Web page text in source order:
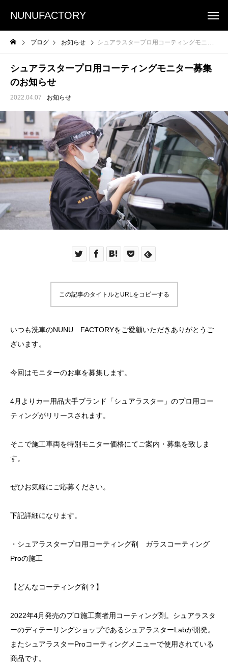
NUNUFACTORY
ブログ お知らせ シュアラスタープロ用コーティングモニター募集のお知らせ
シュアラスタープロ用コーティングモニター募集
のお知らせ
2022.04.07 お知らせ
この記事のタイトルとURLをコピーする
いつも洗車のNUNU FACTORYをご愛顧いただきありがとうご
ざいます。
今回はモニターのお車を募集します。
4月よりカー用品大手ブランド「シュアラスター」のプロ用コー
ティングがリリースされます。
そこで施工車両を特別モニター価格にてご案内・募集を致しま
す。
ぜひお気軽にご応募ください。
下記詳細になります。
・シュアラスタープロ用コーティング剤 ガラスコーティング
Proの施工
【どんなコーティング剤？】
2022年4月発売のプロ施工業者用コーティング剤。シュアラスタ
ーのディテーリングショップであるシュアラスターLabが開発。
またシュアラスターProコーティングメニューで使用されている
商品です。